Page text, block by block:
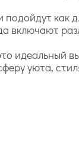
подойдут как
включают
идеальный
уюта,